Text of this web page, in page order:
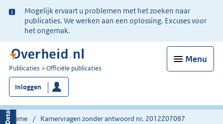
Ter
informatie:
Mogelijk ervaart u problemen met het zoeken naar
publicaties. We werken aan een oplossing. Excuses voor
het ongemak.
Menu
U
bent
nu
hier:
Publicaties Officiële publicaties
Inloggen
Home Kamervragen zonder antwoord nr. 2012Z07087